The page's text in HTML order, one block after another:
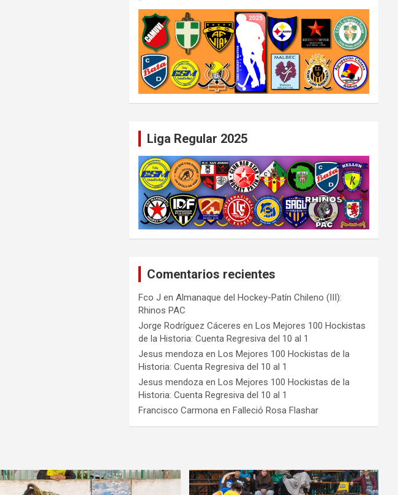
Liga Regular 2025
Comentarios recientes
Fco J enAlmanaque del Hockey-Patín Chileno (III):
Rhinos PAC
Jorge Rodríguez Cáceres enLos Mejores 100 Hockistas
de la Historia: Cuenta Regresiva del 10 al 1
Jesus mendoza enLos Mejores 100 Hockistas de la
Historia: Cuenta Regresiva del 10 al 1
Jesus mendoza enLos Mejores 100 Hockistas de la
Historia: Cuenta Regresiva del 10 al 1
Francisco Carmona enFalleció Rosa Flashar